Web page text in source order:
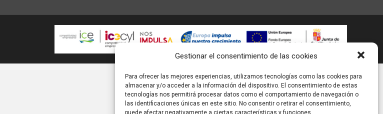
Gestionar el consentimiento de las cookies
Para ofrecer las mejores experiencias, utilizamos tecnologías como las cookies para
almacenar y/o acceder a la información del dispositivo. El consentimiento de estas
tecnologías nos permitirá procesar datos como el comportamiento de navegación o
las identificaciones únicas en este sitio. No consentir o retirar el consentimiento,
puede afectar negativamente a ciertas características y funciones.